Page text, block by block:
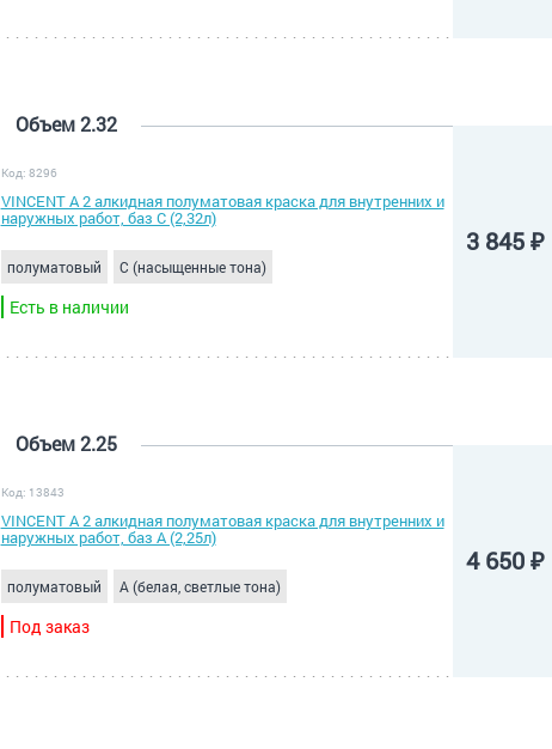
Объем 2.32
Код: 8296
VINCENT A 2 алкидная полуматовая краска для внутренних и
наружных работ, баз С (2,32л)
полуматовый C (насыщенные тона)
Есть в наличии
3 845 ₽
Объем 2.25
Код: 13843
VINCENT A 2 алкидная полуматовая краска для внутренних и
наружных работ, баз А (2,25л)
полуматовый A (белая, светлые тона)
Под заказ
4 650 ₽